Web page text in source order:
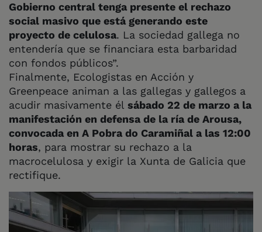
Gobierno central tenga presente el rechazo
social masivo que está generando este
proyecto de celulosa. La sociedad gallega no
entendería que se financiara esta barbaridad
con fondos públicos”.
Finalmente, Ecologistas en Acción y
Greenpeace animan a las gallegas y gallegos a
acudir masivamente él sábado 22 de marzo a la
manifestación en defensa de la ría de Arousa,
convocada en A Pobra do Caramiñal a las 12:00
horas, para mostrar su rechazo a la
macrocelulosa y exigir la Xunta de Galicia que
rectifique.